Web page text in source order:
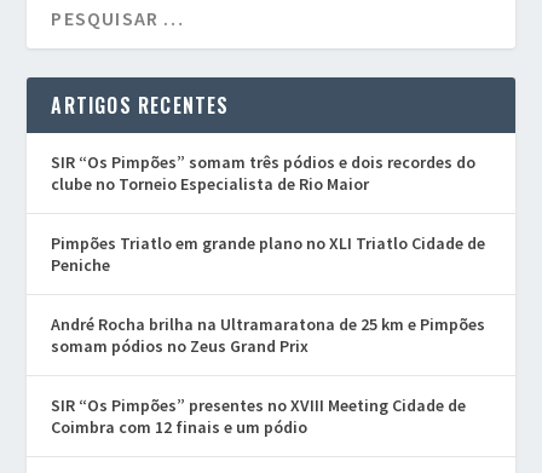
ARTIGOS RECENTES
SIR “Os Pimpões” somam três pódios e dois recordes do
clube no Torneio Especialista de Rio Maior
Pimpões Triatlo em grande plano no XLI Triatlo Cidade de
Peniche
André Rocha brilha na Ultramaratona de 25 km e Pimpões
somam pódios no Zeus Grand Prix
SIR “Os Pimpões” presentes no XVIII Meeting Cidade de
Coimbra com 12 finais e um pódio